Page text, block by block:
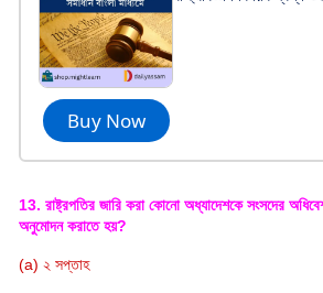
Buy Now
13. রাষ্ট্রপতির জারি করা কোনো অধ্যাদেশকে সংসদের
অনুমোদন করাতে হয়?
(a) ২ সপ্তাহ